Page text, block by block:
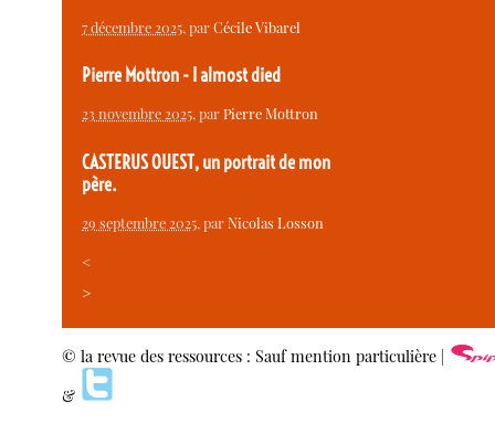
7 décembre 2025, parCécile Vibarel
Pierre Mottron - I almost died
23 novembre 2025, parPierre Mottron
CASTERUS OUEST, un portrait de mon
père.
29 septembre 2025, parNicolas Losson
<
>
© la revue des ressources : Sauf mention particulière |
&